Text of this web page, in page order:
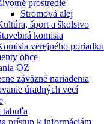
prostredie
Stromová alej
šport a školstvo
komisia
verejného poriadku
obce
OZ
záväzné nariadenia
úradných vecí
tabuľa
prístup k informáciám